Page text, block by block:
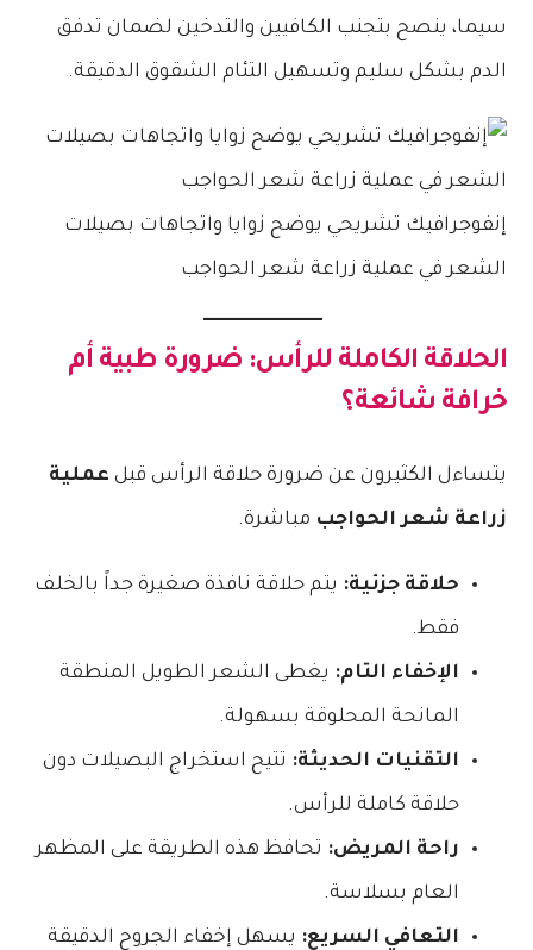
سيما، ينصح بتجنب الكافيين والتدخين لضمان تدفق
الدم بشكل سليم وتسهيل التئام الشقوق الدقيقة.
إنفوجرافيك تشريحي يوضح زوايا واتجاهات بصيلات
الشعر في عملية زراعة شعر الحواجب
الحلاقة الكاملة للرأس: ضرورة طبية أم
خرافة شائعة؟
يتساءل الكثيرون عن ضرورة حلاقة الرأس قبل عملية
زراعة شعر الحواجب مباشرة.
حلاقة جزئية: يتم حلاقة نافذة صغيرة جداً بالخلف
فقط.
الإخفاء التام: يغطى الشعر الطويل المنطقة
المانحة المحلوقة بسهولة.
التقنيات الحديثة: تتيح استخراج البصيلات دون
حلاقة كاملة للرأس.
راحة المريض: تحافظ هذه الطريقة على المظهر
العام بسلاسة.
التعافي السريع: يسهل إخفاء الجروح الدقيقة